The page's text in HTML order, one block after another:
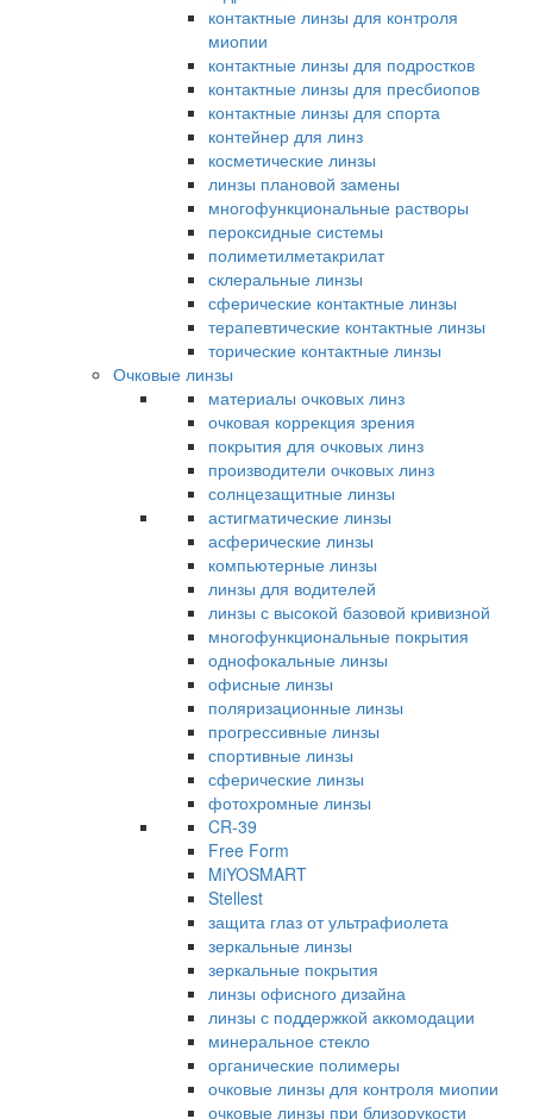
контактные линзы для контроля
миопии
контактные линзы для подростков
контактные линзы для пресбиопов
контактные линзы для спорта
контейнер для линз
косметические линзы
линзы плановой замены
многофункциональные растворы
пероксидные системы
полиметилметакрилат
склеральные линзы
сферические контактные линзы
терапевтические контактные линзы
торические контактные линзы
Очковые линзы
материалы очковых линз
очковая коррекция зрения
покрытия для очковых линз
производители очковых линз
солнцезащитные линзы
астигматические линзы
асферические линзы
компьютерные линзы
линзы для водителей
линзы с высокой базовой кривизной
многофункциональные покрытия
однофокальные линзы
офисные линзы
поляризационные линзы
прогрессивные линзы
спортивные линзы
сферические линзы
фотохромные линзы
CR-39
Free Form
MiYOSMART
Stellest
защита глаз от ультрафиолета
зеркальные линзы
зеркальные покрытия
линзы офисного дизайна
линзы с поддержкой аккомодации
минеральное стекло
органические полимеры
очковые линзы для контроля миопии
очковые линзы при близорукости